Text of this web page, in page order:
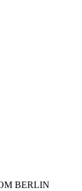
BERLIN